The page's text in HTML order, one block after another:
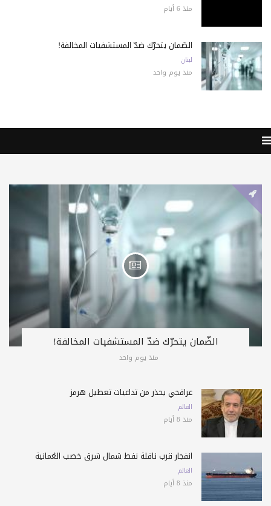
منذ 6 أيام
الضّمان يتحرّك ضدّ المستشفيات المخالفة!
لبنان
منذ يوم واحد
الضّمان يتحرّك ضدّ المستشفيات المخالفة!
منذ يوم واحد
عراقجي يحذّر من تداعيات تعطيل هرمز
العالم
منذ 8 أيام
انفجار قرب ناقلة نفط شمال شرق خصب العُمانية
العالم
منذ 8 أيام